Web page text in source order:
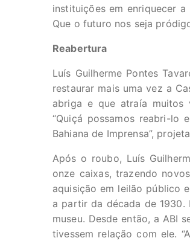
instituições em enriquecer a
Que o futuro nos seja
Reabertura
Luís Guilherme Pontes
restaurar mais uma vez a
abriga e que atraía muitos
“Quiçá possamos reabri-lo
Bahiana de Imprensa”,
Após o roubo, Luís
onze caixas, trazendo
aquisição em leilão público
a partir da década de
museu. Desde então, a ABI
tivessem relação com ele.